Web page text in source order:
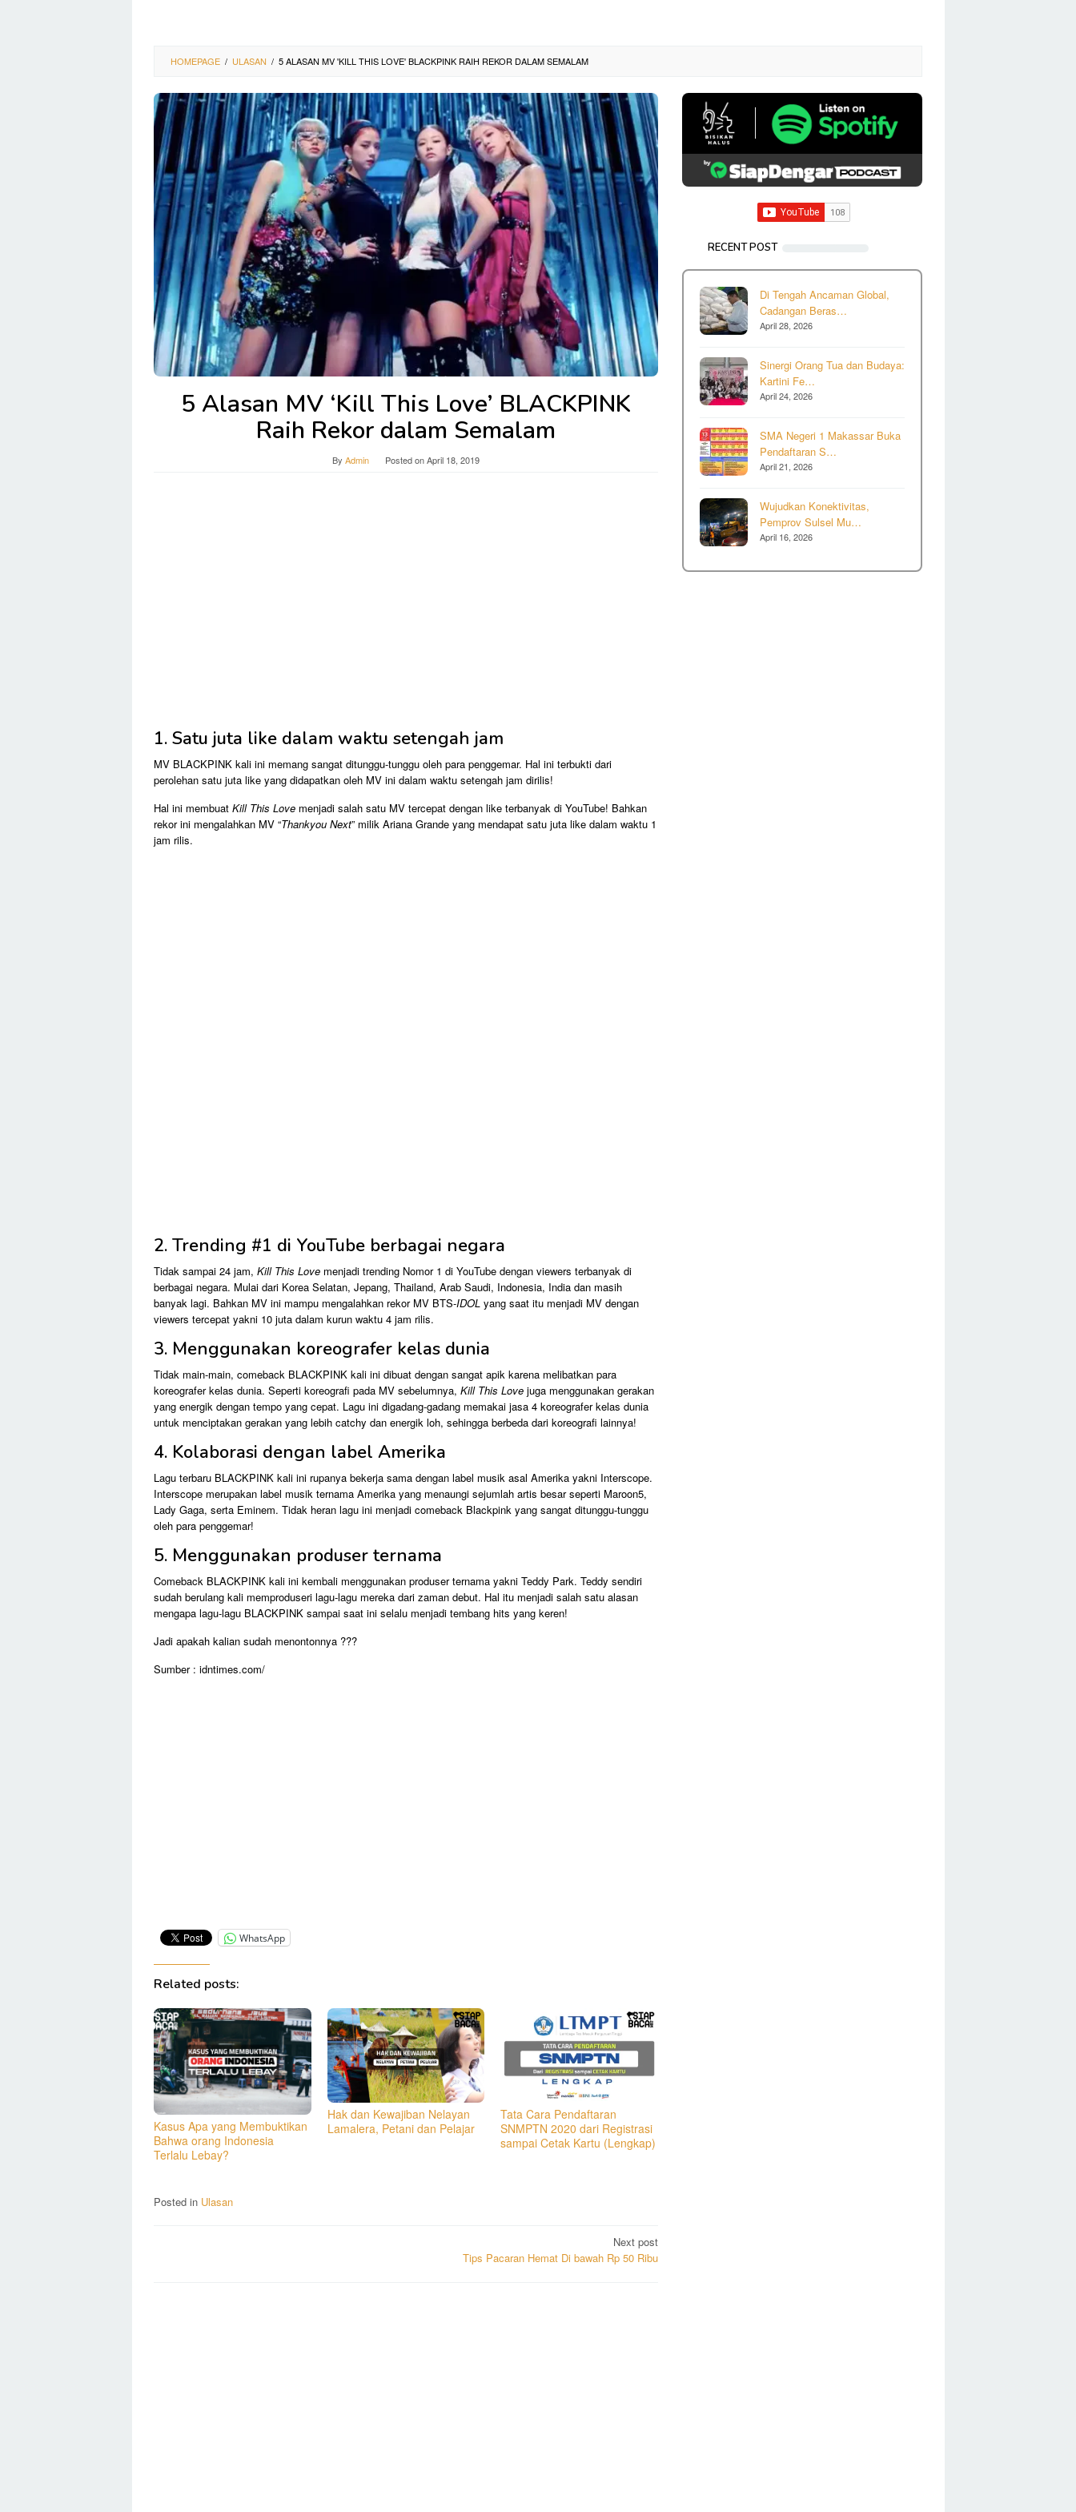
HOMEPAGE / ULASAN / 5 ALASAN MV 'KILL THIS LOVE' BLACKPINK RAIH REKOR DALAM SEMALAM
5 Alasan MV ‘Kill This Love’ BLACKPINK
Raih Rekor dalam Semalam
By Admin Posted onApril 18, 2019
1. Satu juta like dalam waktu setengah jam
MV BLACKPINK kali ini memang sangat ditunggu-tunggu oleh para penggemar. Hal ini terbukti dari
perolehan satu juta like yang didapatkan oleh MV ini dalam waktu setengah jam dirilis!
Hal ini membuat Kill This Love menjadi salah satu MV tercepat dengan like terbanyak di YouTube! Bahkan
rekor ini mengalahkan MV “Thankyou Next” milik Ariana Grande yang mendapat satu juta like dalam waktu 1
jam rilis.
2. Trending #1 di YouTube berbagai negara
Tidak sampai 24 jam, Kill This Love menjadi trending Nomor 1 di YouTube dengan viewers terbanyak di
berbagai negara. Mulai dari Korea Selatan, Jepang, Thailand, Arab Saudi, Indonesia, India dan masih
banyak lagi. Bahkan MV ini mampu mengalahkan rekor MV BTS-IDOL yang saat itu menjadi MV dengan
viewers tercepat yakni 10 juta dalam kurun waktu 4 jam rilis.
3. Menggunakan koreografer kelas dunia
Tidak main-main, comeback BLACKPINK kali ini dibuat dengan sangat apik karena melibatkan para
koreografer kelas dunia. Seperti koreografi pada MV sebelumnya, Kill This Love juga menggunakan gerakan
yang energik dengan tempo yang cepat. Lagu ini digadang-gadang memakai jasa 4 koreografer kelas dunia
untuk menciptakan gerakan yang lebih catchy dan energik loh, sehingga berbeda dari koreografi lainnya!
4. Kolaborasi dengan label Amerika
Lagu terbaru BLACKPINK kali ini rupanya bekerja sama dengan label musik asal Amerika yakni Interscope.
Interscope merupakan label musik ternama Amerika yang menaungi sejumlah artis besar seperti Maroon5,
Lady Gaga, serta Eminem. Tidak heran lagu ini menjadi comeback Blackpink yang sangat ditunggu-tunggu
oleh para penggemar!
5. Menggunakan produser ternama
Comeback BLACKPINK kali ini kembali menggunakan produser ternama yakni Teddy Park. Teddy sendiri
sudah berulang kali memproduseri lagu-lagu mereka dari zaman debut. Hal itu menjadi salah satu alasan
mengapa lagu-lagu BLACKPINK sampai saat ini selalu menjadi tembang hits yang keren!
Jadi apakah kalian sudah menontonnya ???
Sumber : idntimes.com/
WhatsApp
Related posts:
Kasus Apa yang Membuktikan
Bahwa orang Indonesia
Terlalu Lebay?
Hak dan Kewajiban Nelayan
Lamalera, Petani dan Pelajar
Tata Cara Pendaftaran
SNMPTN 2020 dari Registrasi
sampai Cetak Kartu (Lengkap)
Posted in Ulasan
Next post
Tips Pacaran Hemat Di bawah Rp 50 Ribu
RECENT POST
Di Tengah Ancaman Global,
Cadangan Beras…
April 28, 2026
Sinergi Orang Tua dan Budaya:
Kartini Fe…
April 24, 2026
SMA Negeri 1 Makassar Buka
Pendaftaran S…
April 21, 2026
Wujudkan Konektivitas,
Pemprov Sulsel Mu…
April 16, 2026